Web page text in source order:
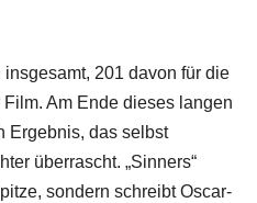
201 davon für die
Am Ende dieses langen
Ergebnis, das selbst
überrascht. „Sinners“
sondern schreibt Oscar-